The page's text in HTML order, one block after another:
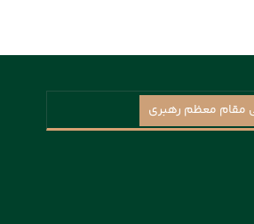
مقام معظم رهبری